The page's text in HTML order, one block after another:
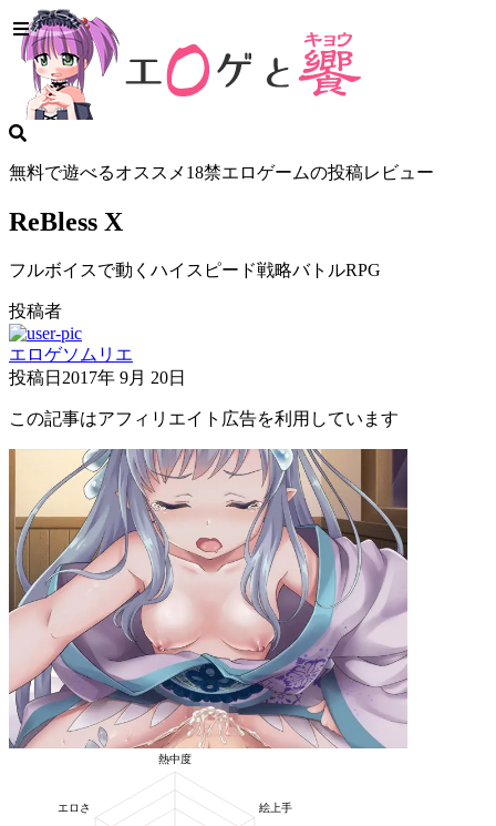
無料で遊べるオススメ18禁エロゲームの投稿レビュー
ReBless X
フルボイスで動くハイスピード戦略バトルRPG
投稿者
エロゲソムリエ
投稿日 2017年 9月 20日
この記事はアフィリエイト広告を利用しています